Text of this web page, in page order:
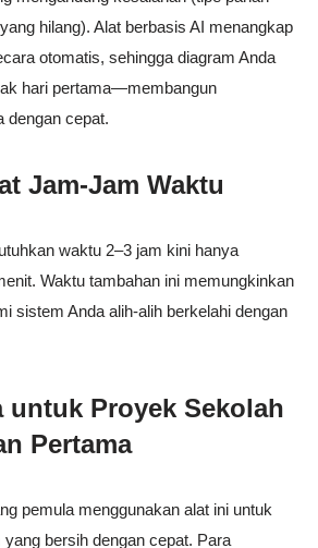
hilang). Alat berbasis AI menangkap
otomatis, sehingga diagram Anda
hari pertama—membangun
dengan cepat.
Jam-Jam Waktu
waktu 2–3 jam kini hanya
Waktu tambahan ini memungkinkan
sistem Anda alih-alih berkelahi dengan
untuk Proyek Sekolah
Pertama
pemula menggunakan alat ini untuk
bersih dengan cepat. Para